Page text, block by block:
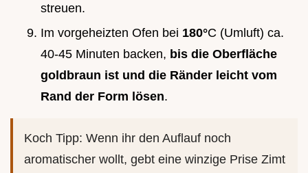
streuen.
Im vorgeheizten Ofen bei 180°C (Umluft) ca.
40-45 Minuten backen, bis die Oberfläche
goldbraun ist und die Ränder leicht vom
Rand der Form lösen.
Koch Tipp: Wenn ihr den Auflauf noch
aromatischer wollt, gebt eine winzige Prise Zimt